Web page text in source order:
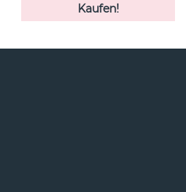
Kaufen!